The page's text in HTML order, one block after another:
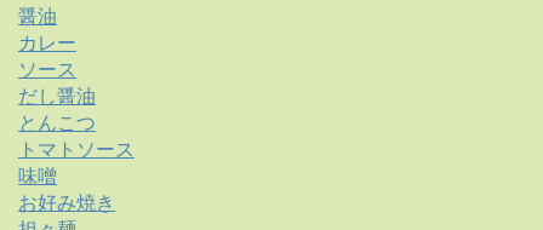
醤油
カレー
ソース
だし醤油
とんこつ
トマトソース
味噌
お好み焼き